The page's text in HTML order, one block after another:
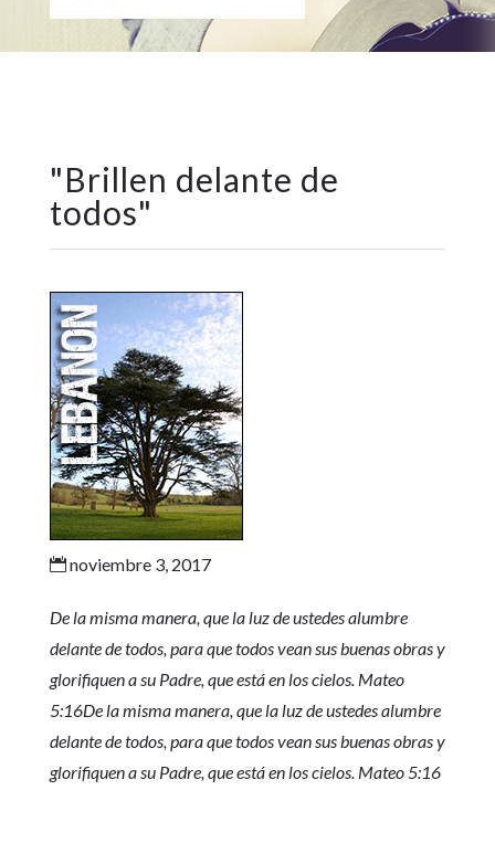
"Brillen delante de
todos"
noviembre 3, 2017
De la misma manera, que la luz de ustedes alumbre
delante de todos, para que todos vean sus buenas obras y
glorifiquen a su Padre, que está en los cielos. Mateo
5:16De la misma manera, que la luz de ustedes alumbre
delante de todos, para que todos vean sus buenas obras y
glorifiquen a su Padre, que está en los cielos. Mateo 5:16